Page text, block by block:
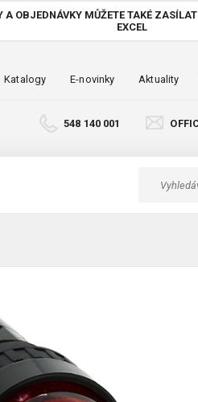
A OBJEDNÁVKY MŮŽETE TAKÉ ZASÍLAT
EXCEL
Katalogy E-novinky Aktuality
548 140 001